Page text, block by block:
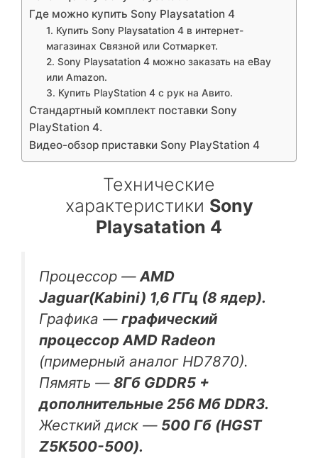
Где можно купить Sony Playsatation 4
1. Купить Sony Playsatation 4 в интернет-
магазинах Связной или Сотмаркет.
2. Sony Playsatation 4 можно заказать на eBay
или Amazon.
3. Купить PlayStation 4 с рук на Авито.
Стандартный комплект поставки Sony
PlayStation 4.
Видео-обзор приставки Sony PlayStation 4
Технические
характеристики Sony
Playsatation 4
Процессор —AMD
Jaguar(Kabini) 1,6 ГГц (8 ядер).
Графика — графический
процессор AMD Radeon
(примерный аналог HD7870).
Пямять — 8Гб GDDR5 +
дополнительные 256 Мб DDR3.
Жесткий диск — 500 Гб (HGST
Z5K500-500).